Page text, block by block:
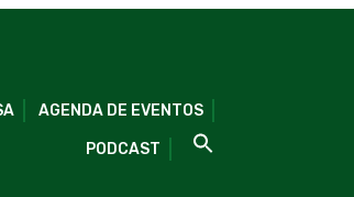
AGENDA DE EVENTOS
PODCAST